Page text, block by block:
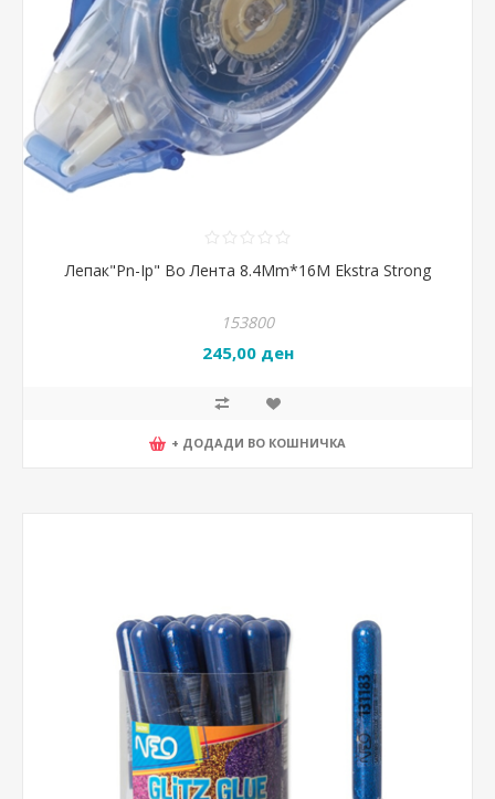
Лепак"Pn-Ip" Во Лента 8.4Mm*16M Ekstra Strong
153800
245,00 ден
+ ДОДАДИ ВО КОШНИЧКА